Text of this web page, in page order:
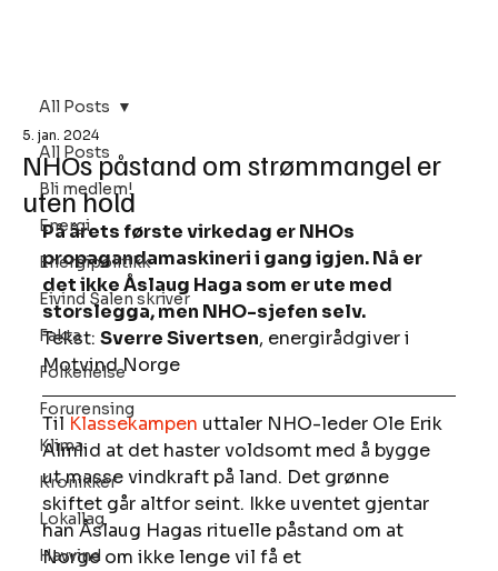
All Posts
Bli medlem!
Energi
Energipolitikk
Eivind Salen skriver
Fakta
Folkehelse
Forurensing
Klima
Kronikker
Lokallag
Havvind
All Posts
NHOs påstand om strømmangel er
uten hold
5. jan. 2024
På årets første virkedag er NHOs
propagandamaskineri i gang igjen. Nå er
det ikke Åslaug Haga som er ute med
storslegga, men NHO-sjefen selv.
Tekst: Sverre Sivertsen, energirådgiver i
Motvind Norge
Til Klassekampen uttaler NHO-leder Ole Erik
Almlid at det haster voldsomt med å bygge
ut masse vindkraft på land. Det grønne
skiftet går altfor seint. Ikke uventet gjentar
han Åslaug Hagas rituelle påstand om at
Norge om ikke lenge vil få et